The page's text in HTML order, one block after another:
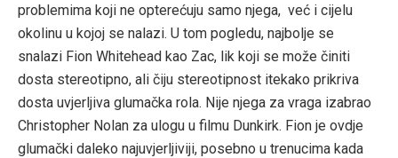
problemima koji ne opterećuju samo njega, već i cijelu
okolinu u kojoj se nalazi. U tom pogledu, najbolje se
snalazi Fion Whitehead kao Zac, lik koji se može činiti
dosta stereotipno, ali čiju stereotipnost itekako prikriva
dosta uvjerljiva glumačka rola. Nije njega za vraga izabrao
Christopher Nolan za ulogu u filmu Dunkirk. Fion je ovdje
glumački daleko najuvjerljiviji, posebno u trenucima kada